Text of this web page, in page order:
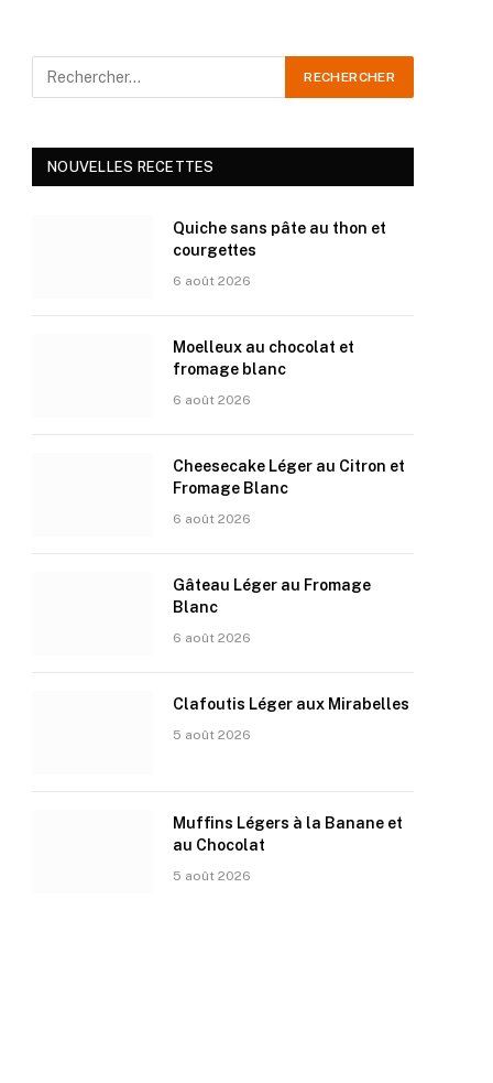
NOUVELLES RECETTES
Quiche sans pâte au thon et
courgettes
6 août 2026
Moelleux au chocolat et
fromage blanc
6 août 2026
Cheesecake Léger au Citron et
Fromage Blanc
6 août 2026
Gâteau Léger au Fromage
Blanc
6 août 2026
Clafoutis Léger aux Mirabelles
5 août 2026
Muffins Légers à la Banane et
au Chocolat
5 août 2026